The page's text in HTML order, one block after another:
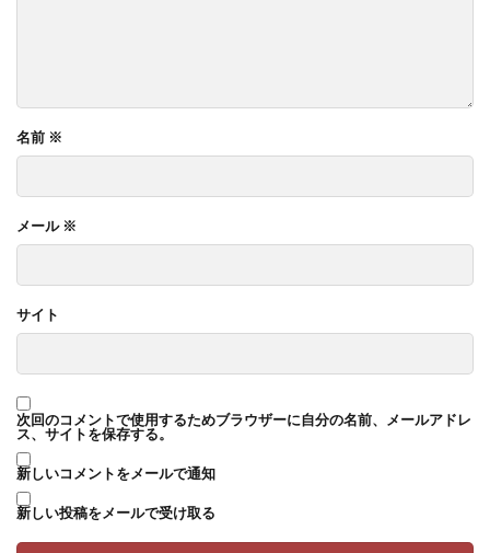
名前 ※
メール ※
サイト
次回のコメントで使用するためブラウザーに自分の名前、メールアドレ
ス、サイトを保存する。
新しいコメントをメールで通知
新しい投稿をメールで受け取る